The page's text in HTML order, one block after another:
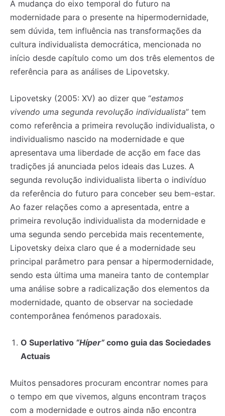
A mudança do eixo temporal do futuro na
modernidade para o presente na hipermodernidade,
sem dúvida, tem influência nas transformações da
cultura individualista democrática, mencionada no
início desde capítulo como um dos três elementos de
referência para as análises de Lipovetsky.
Lipovetsky (2005: XV) ao dizer que “estamos
vivendo uma segunda revolução individualista” tem
como referência a primeira revolução individualista, o
individualismo nascido na modernidade e que
apresentava uma liberdade de acção em face das
tradições já anunciada pelos ideais das Luzes. A
segunda revolução individualista liberta o indivíduo
da referência do futuro para conceber seu bem-estar.
Ao fazer relações como a apresentada, entre a
primeira revolução individualista da modernidade e
uma segunda sendo percebida mais recentemente,
Lipovetsky deixa claro que é a modernidade seu
principal parâmetro para pensar a hipermodernidade,
sendo esta última uma maneira tanto de contemplar
uma análise sobre a radicalização dos elementos da
modernidade, quanto de observar na sociedade
contemporânea fenómenos paradoxais.
O Superlativo “Híper” como guia das Sociedades
Actuais
Muitos pensadores procuram encontrar nomes para
o tempo em que vivemos, alguns encontram traços
com a modernidade e outros ainda não encontra